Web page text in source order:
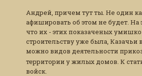
Андрей, причем тут ты. Не один
афишировать об этом не будет.
что их - этих показаченых
строительству уже была, Казачьи
можно видов деятельности
территории у жилых домов. К
войск.